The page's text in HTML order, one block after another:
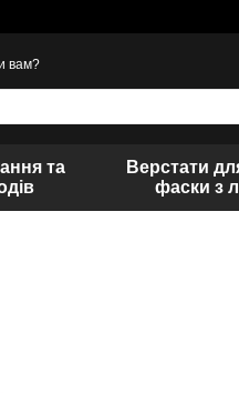
вам?
та
Верстати
фаски з